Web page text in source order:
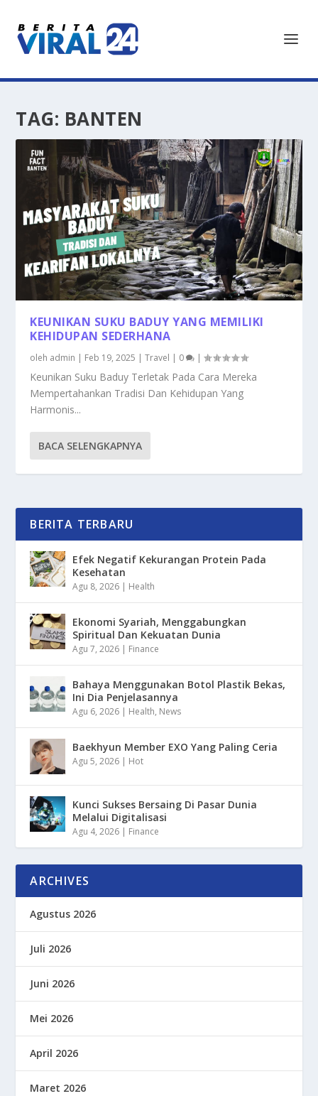
TAG: BANTEN
KEUNIKAN SUKU BADUY YANG MEMILIKI
KEHIDUPAN SEDERHANA
oleh admin | Feb 19, 2025 |Travel | 0 |
Keunikan Suku Baduy Terletak Pada Cara Mereka
Mempertahankan Tradisi Dan Kehidupan Yang
Harmonis...
BACA SELENGKAPNYA
BERITA TERBARU
Efek Negatif Kekurangan Protein Pada
Kesehatan
Agu 8, 2026 | Health
Ekonomi Syariah, Menggabungkan
Spiritual Dan Kekuatan Dunia
Agu 7, 2026 | Finance
Bahaya Menggunakan Botol Plastik Bekas,
Ini Dia Penjelasannya
Agu 6, 2026 | Health, News
Baekhyun Member EXO Yang Paling Ceria
Agu 5, 2026 | Hot
Kunci Sukses Bersaing Di Pasar Dunia
Melalui Digitalisasi
Agu 4, 2026 | Finance
ARCHIVES
Agustus 2026
Juli 2026
Juni 2026
Mei 2026
April 2026
Maret 2026